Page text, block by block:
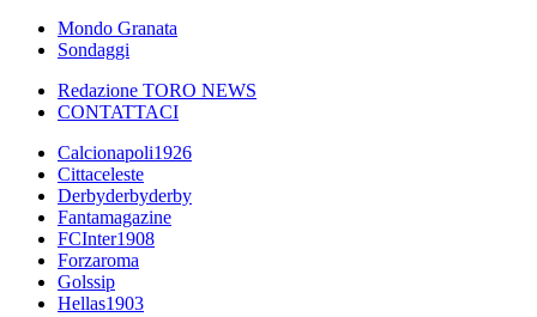
Mondo Granata
Sondaggi
Redazione TORO NEWS
CONTATTACI
Calcionapoli1926
Cittaceleste
Derbyderbyderby
Fantamagazine
FCInter1908
Forzaroma
Golssip
Hellas1903